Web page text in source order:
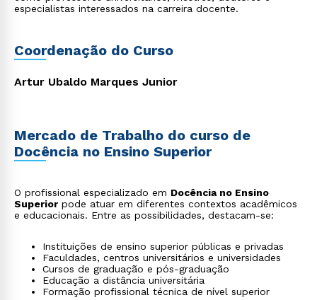
especialistas interessados na carreira docente.
Coordenação do Curso
Artur Ubaldo Marques Junior
Mercado de Trabalho do curso de
Docência no Ensino Superior
O profissional especializado em Docência no Ensino
Superior pode atuar em diferentes contextos acadêmicos
e educacionais. Entre as possibilidades, destacam-se:
Instituições de ensino superior públicas e privadas
Faculdades, centros universitários e universidades
Cursos de graduação e pós-graduação
Educação a distância universitária
Formação profissional técnica de nível superior